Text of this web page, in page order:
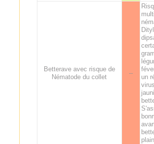
Betterave avec risque de
Nématode du collet
--
un